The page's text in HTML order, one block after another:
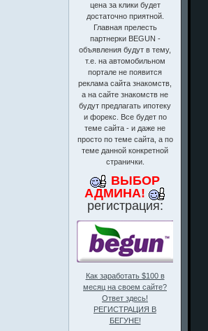
цена за клики будет
достаточно приятной.
Главная прелесть
партнерки BEGUN -
объявления будут в тему,
т.е. на автомобильном
портале не появится
реклама сайта знакомств,
а на сайте знакомств не
будут предлагать ипотеку
и форекс. Все будет по
теме сайта - и даже не
просто по теме сайта, а по
теме данной конкретной
странички.
ВЫБОР
АДМИНА!
регистрация:
Как заработать $100 в
месяц на своем сайте?
Ответ здесь!
РЕГИСТРАЦИЯ В
БЕГУНЕ!